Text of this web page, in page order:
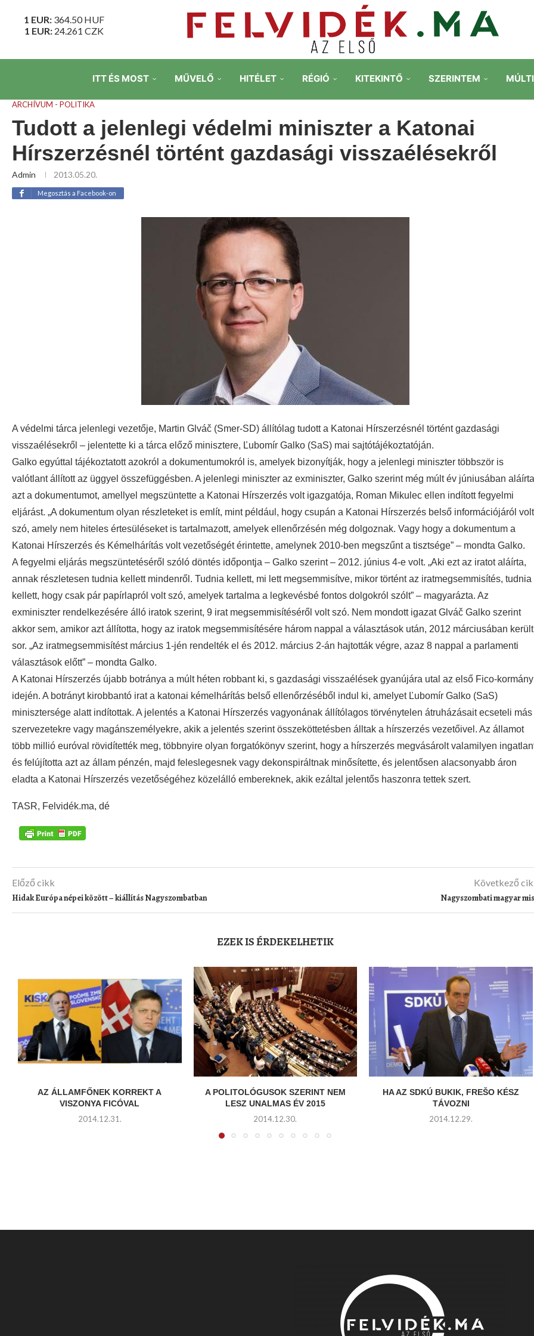
1 EUR: 364.50HUF
1 EUR: 24.261 CZK
ITT ÉS MOST MŰVELŐ HITÉLET RÉGIÓ KITEKINTŐ SZERINTEM
ARCHÍVUM - POLITIKA
Tudott a jelenlegi védelmi miniszter a Katonai
Hírszerzésnél történt gazdasági visszaélésekről
Admin 2013.05.20.
Megosztás a Facebook-on
A védelmi tárca jelenlegi vezetője, Martin Glváč (Smer-SD) állítólag tudott a Katonai Hírszerzésnél történt gazdasági
visszaélésekről – jelentette ki a tárca előző minisztere, Ľubomír Galko (SaS) mai sajtótájékoztatóján.
Galko egyúttal tájékoztatott azokról a dokumentumokról is, amelyek bizonyítják, hogy a jelenlegi miniszter többször is
valótlant állított az üggyel összefüggésben. A jelenlegi miniszter az exminiszter, Galko szerint még múlt év júniusában aláírta
azt a dokumentumot, amellyel megszüntette a Katonai Hírszerzés volt igazgatója, Roman Mikulec ellen indított fegyelmi
eljárást. „A dokumentum olyan részleteket is említ, mint például, hogy csupán a Katonai Hírszerzés belső információjáról volt
szó, amely nem hiteles értesüléseket is tartalmazott, amelyek ellenőrzésén még dolgoznak. Vagy hogy a dokumentum a
Katonai Hírszerzés és Kémelhárítás volt vezetőségét érintette, amelynek 2010-ben megszűnt a tisztsége” – mondta Galko.
A fegyelmi eljárás megszüntetéséről szóló döntés időpontja – Galko szerint – 2012. június 4-e volt. „Aki ezt az iratot aláírta,
annak részletesen tudnia kellett mindenről. Tudnia kellett, mi lett megsemmisítve, mikor történt az iratmegsemmisítés, tudnia
kellett, hogy csak pár papírlapról volt szó, amelyek tartalma a legkevésbé fontos dolgokról szólt” – magyarázta. Az
exminiszter rendelkezésére álló iratok szerint, 9 irat megsemmisítéséről volt szó. Nem mondott igazat Glváč Galko szerint
akkor sem, amikor azt állította, hogy az iratok megsemmisítésére három nappal a választások után, 2012 márciusában került
sor. „Az iratmegsemmisítést március 1-jén rendelték el és 2012. március 2-án hajtották végre, azaz 8 nappal a parlamenti
választások előtt” – mondta Galko.
A Katonai Hírszerzés újabb botránya a múlt héten robbant ki, s gazdasági visszaélések gyanújára utal az első Fico-kormány
idején. A botrányt kirobbantó irat a katonai kémelhárítás belső ellenőrzéséből indul ki, amelyet Ľubomír Galko (SaS)
minisztersége alatt indítottak. A jelentés a Katonai Hírszerzés vagyonának állítólagos törvénytelen átruházásait ecseteli más
szervezetekre vagy magánszemélyekre, akik a jelentés szerint összeköttetésben álltak a hírszerzés vezetőivel. Az államot
több millió euróval rövidítették meg, többnyire olyan forgatókönyv szerint, hogy a hírszerzés megvásárolt valamilyen
és felújította azt az állam pénzén, majd feleslegesnek vagy dekonspiráltnak minősítette, és jelentősen alacsonyabb áron
eladta a Katonai Hírszerzés vezetőségéhez közelálló embereknek, akik ezáltal jelentős haszonra tettek szert.
TASR, Felvidék.ma, dé
Előző cikk
Hidak Európa népei között – kiállítás Nagyszombatban
Következő
Nagyszombati magyar
EZEK IS ÉRDEKELHETIK
AZ ÁLLAMFŐNEK KORREKT A
VISZONYA FICÓVAL
2014.12.31.
A POLITOLÓGUSOK SZERINT NEM
LESZ UNALMAS ÉV 2015
2014.12.30.
HA AZ SDKÚ BUKIK, FREŠO KÉSZ
TÁVOZNI
2014.12.29.